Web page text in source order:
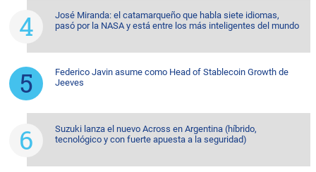
José Miranda: el catamarqueño que habla siete idiomas,
pasó por la NASA y está entre los más inteligentes del mundo
Federico Javin asume como Head of Stablecoin Growth de
Jeeves
Suzuki lanza el nuevo Across en Argentina (híbrido,
tecnológico y con fuerte apuesta a la seguridad)